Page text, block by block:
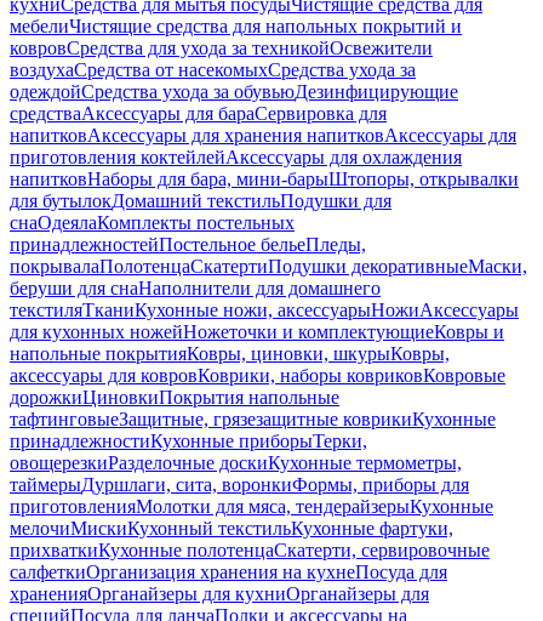
кухниСредства для мытья посудыЧистящие средства для
мебелиЧистящие средства для напольных покрытий и
ковровСредства для ухода за техникойОсвежители
воздухаСредства от насекомыхСредства ухода за
одеждойСредства ухода за обувьюДезинфицирующие
средстваАксессуары для бараСервировка для
напитковАксессуары для хранения напитковАксессуары для
приготовления коктейлейАксессуары для охлаждения
напитковНаборы для бара, мини-барыШтопоры, открывалки
для бутылокДомашний текстильПодушки для
снаОдеялаКомплекты постельных
принадлежностейПостельное бельеПледы,
покрывалаПолотенцаСкатертиПодушки декоративныеМаски,
беруши для снаНаполнители для домашнего
текстиляТканиКухонные ножи, аксессуарыНожиАксессуары
для кухонных ножейНожеточки и комплектующиеКовры и
напольные покрытияКовры, циновки, шкурыКовры,
аксессуары для ковровКоврики, наборы ковриковКовровые
дорожкиЦиновкиПокрытия напольные
тафтинговыеЗащитные, грязезащитные коврикиКухонные
принадлежностиКухонные приборыТерки,
овощерезкиРазделочные доскиКухонные термометры,
таймерыДуршлаги, сита, воронкиФормы, приборы для
приготовленияМолотки для мяса, тендерайзерыКухонные
мелочиМискиКухонный текстильКухонные фартуки,
прихваткиКухонные полотенцаСкатерти, сервировочные
салфеткиОрганизация хранения на кухнеПосуда для
храненияОрганайзеры для кухниОрганайзеры для
специйПосуда для ланчаПолки и аксессуары на